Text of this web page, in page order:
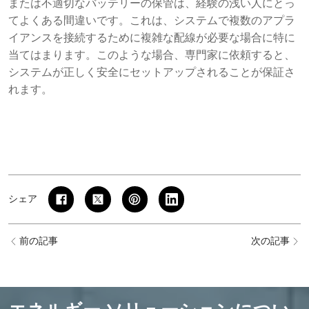
または不適切なバッテリーの保管は、経験の浅い人にとっ
てよくある間違いです。これは、システムで複数のアプラ
イアンスを接続するために複雑な配線が必要な場合に特に
当てはまります。このような場合、専門家に依頼すると、
システムが正しく安全にセットアップされることが保証さ
れます。
シェア
前の記事 次の記事